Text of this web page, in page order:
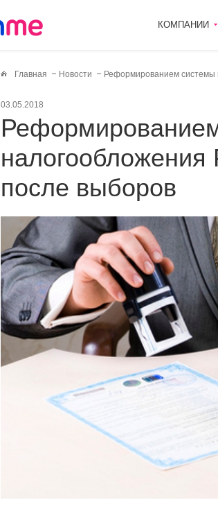
КОМПАНИИ
Главная Новости Реформированием системы
03.05.2018
Реформированием системы
налогообложения
после выборов